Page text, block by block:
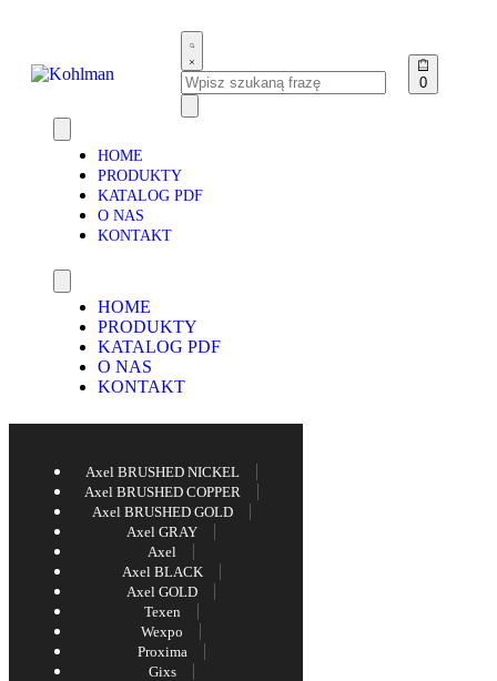
0
HOME
PRODUKTY
KATALOG PDF
O NAS
KONTAKT
HOME
PRODUKTY
KATALOG PDF
O NAS
KONTAKT
Axel BRUSHED NICKEL
Axel BRUSHED COPPER
Axel BRUSHED GOLD
Axel GRAY
Axel
Axel BLACK
Axel GOLD
Texen
Wexpo
Proxima
Gixs